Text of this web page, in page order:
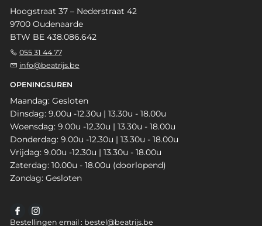
Hoogstraat 37 – Nederstraat 42
9700 Oudenaarde
BTW BE 438.086.642
055 31 44 77
info@beatrijs.be
OPENINGSUREN
Maandag: Gesloten
Dinsdag: 9.00u -12.30u | 13.30u - 18.00u
Woensdag: 9.00u -12.30u | 13.30u - 18.00u
Donderdag: 9.00u -12.30u | 13.30u - 18.00u
Vrijdag: 9.00u -12.30u | 13.30u - 18.00u
Zaterdag: 10.00u - 18.00u (doorlopend)
Zondag: Gesloten
Bestellingen email : bestel@beatrijs.be